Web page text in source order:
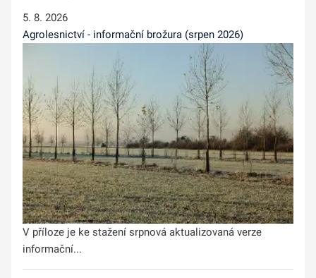
5. 8. 2026
Agrolesnictví - informační brožura (srpen 2026)
V příloze je ke stažení srpnová aktualizovaná verze
informační...